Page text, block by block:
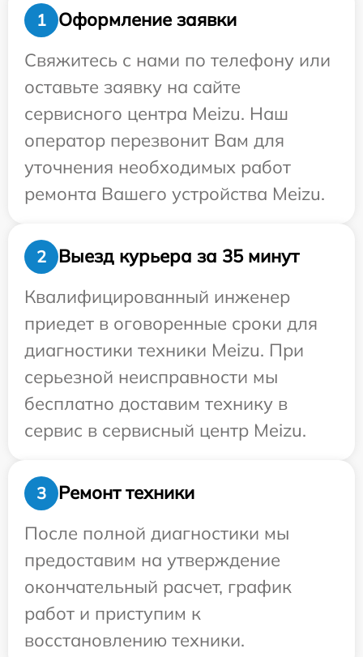
1
Оформление заявки
Свяжитесь с нами по телефону или
оставьте заявку на сайте
сервисного центра Meizu. Наш
оператор перезвонит Вам для
уточнения необходимых работ
ремонта Вашего устройства Meizu.
2
Выезд курьера за 35 минут
Квалифицированный инженер
приедет в оговоренные сроки для
диагностики техники Meizu. При
серьезной неисправности мы
бесплатно доставим технику в
сервис в сервисный центр Meizu.
3
Ремонт техники
После полной диагностики мы
предоставим на утверждение
окончательный расчет, график
работ и приступим к
восстановлению техники.